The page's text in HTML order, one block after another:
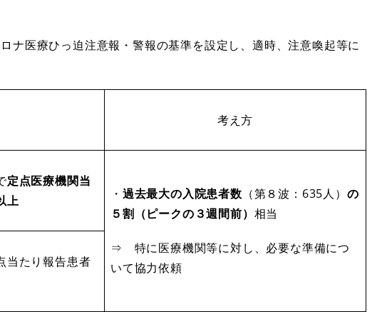
ナ医療ひっ迫注意報・警報の基準を設定し、適時、注意喚起等に
考え方
定点医療機関当
上
・ 過去最大の入院患者数 （第８波：635人） の
５割（ピークの３週間前） 相当
⇒ 特に医療機関等に対し、必要な準備につ
いて協力依頼
当たり報告患者